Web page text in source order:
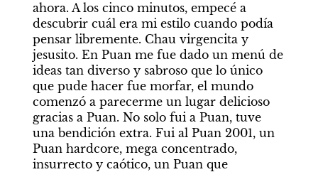
ahora. A los cinco minutos, empecé a
descubrir cuál era mi estilo cuando podía
pensar libremente. Chau virgencita y
jesusito. En Puan me fue dado un menú de
ideas tan diverso y sabroso que lo único
que pude hacer fue morfar, el mundo
comenzó a parecerme un lugar delicioso
gracias a Puan. No solo fui a Puan, tuve
una bendición extra. Fui al Puan 2001, un
Puan hardcore, mega concentrado,
insurrecto y caótico, un Puan que